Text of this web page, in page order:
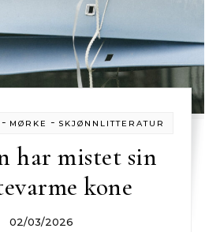
- MØRKE - SKJØNNLITTERATUR
har mistet sin
kone
02/03/2026